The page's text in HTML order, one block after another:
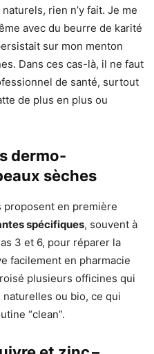
rien n’y fait. Je me
avec du beurre de karité
sur mon menton
Dans ces cas-là, il ne faut
de santé, surtout
de plus en plus ou
dermo-
sèches
proposent en première
spécifiques, souvent à
3 et 6, pour réparer la
facilement en pharmacie
plusieurs officines qui
ou bio, ce qui
“clean”.